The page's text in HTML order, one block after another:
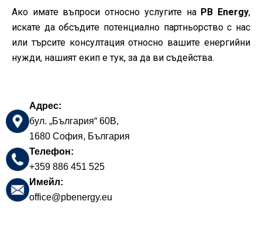
Ако имате въпроси относно услугите на PB Energy,
искате да обсъдите потенциално партньорство с нас
или търсите консултация относно вашите енергийни
нужди, нашият екип е тук, за да ви съдейства.
Адрес:
бул. „България“ 60В,
1680 София, България
Телефон:
+359 886 451 525
Имейл:
office@pbenergy.eu